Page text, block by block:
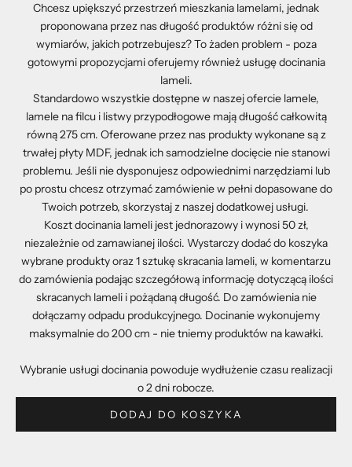
Chcesz upiększyć przestrzeń mieszkania lamelami, jednak
proponowana przez nas długość produktów różni się od
wymiarów, jakich potrzebujesz? To żaden problem - poza
gotowymi propozycjami oferujemy również usługę docinania
lameli.
Standardowo wszystkie dostępne w naszej ofercie lamele,
lamele na filcu i listwy przypodłogowe mają długość całkowitą
równą 275 cm. Oferowane przez nas produkty wykonane są z
trwałej płyty MDF, jednak ich samodzielne docięcie nie stanowi
problemu. Jeśli nie dysponujesz odpowiednimi narzędziami lub
po prostu chcesz otrzymać zamówienie w pełni dopasowane do
Twoich potrzeb, skorzystaj z naszej dodatkowej usługi.
Koszt docinania lameli jest jednorazowy i wynosi 50 zł,
niezależnie od zamawianej ilości. Wystarczy dodać do koszyka
wybrane produkty oraz 1 sztukę skracania lameli, w komentarzu
do zamówienia podając szczegółową informację dotyczącą ilości
skracanych lameli i pożądaną długość. Do zamówienia nie
dołączamy odpadu produkcyjnego. Docinanie wykonujemy
maksymalnie do 200 cm - nie tniemy produktów na kawałki.
Wybranie usługi docinania powoduje wydłużenie czasu realizacji
o 2 dni robocze.
DODAJ DO KOSZYKA